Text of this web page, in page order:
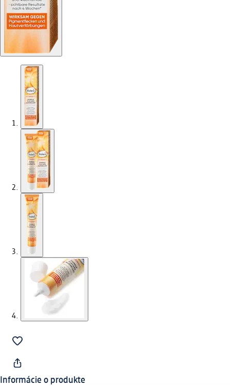
Informácie o produkte